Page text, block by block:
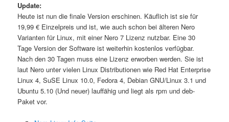
Update:
Heute ist nun die finale Version erschinen. Käuflich ist sie für
19,99 € Einzelpreis und ist, wie auch schon bei älteren Nero
Varianten für Linux, mit einer Nero 7 Lizenz nutzbar. Eine 30
Tage Version der Software ist weiterhin kostenlos verfügbar.
Nach den 30 Tagen muss eine Lizenz erworben werden. Sie ist
laut Nero unter vielen Linux Distributionen wie Red Hat Enterprise
Linux 4, SuSE Linux 10.0, Fedora 4, Debian GNU/Linux 3.1 und
Ubuntu 5.10 (Und neuer) lauffähig und liegt als rpm und deb-
Paket vor.